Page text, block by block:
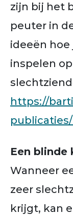
zijn bij het
peuter in
ideeën
inspelen
https://
Een blinde
Wanneer
zeer
krijgt, kan